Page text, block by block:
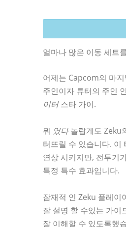
얼마나 많은 이동 세트
어제는 Capcom의 마
주인이자 튜터의 주인
이터스타 가이.
뭐 였다놀랍게도 Zeku
터뜨릴 수 있습니다. 이
연상 시키지만, 전투기
특정 특수 효과입니다.
잠재적 인 Zeku 플레이
잘 설명 할 수있는 가이
잘 이해할 수 있도록했